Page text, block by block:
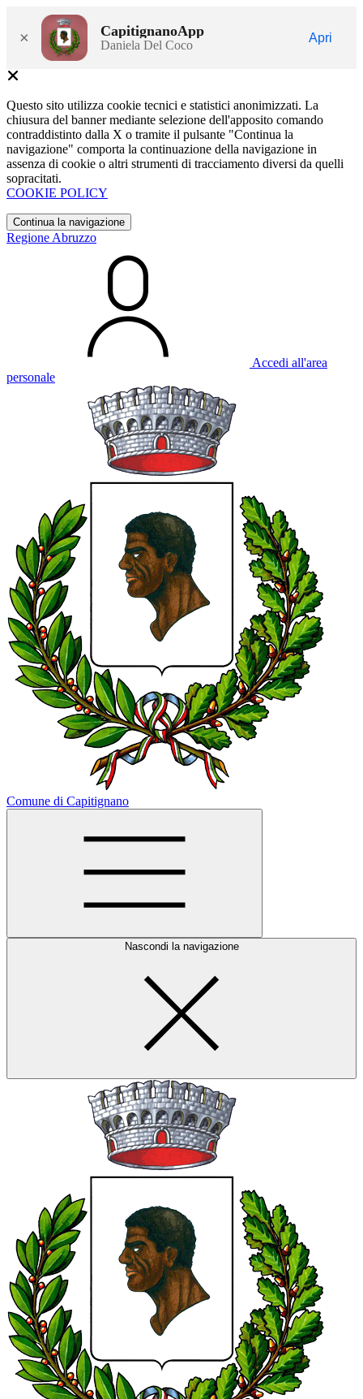
× CapitignanoApp
Daniela Del Coco
Apri
Questo sito utilizza cookie tecnici e statistici anonimizzati. La
chiusura del banner mediante selezione dell'apposito comando
contraddistinto dalla X o tramite il pulsante "Continua la
navigazione" comporta la continuazione della navigazione in
assenza di cookie o altri strumenti di tracciamento diversi da quelli
sopracitati.
COOKIE POLICY
Continua la navigazione
Regione Abruzzo
Accedi all'area
personale
Comune di Capitignano
Nascondi la navigazione